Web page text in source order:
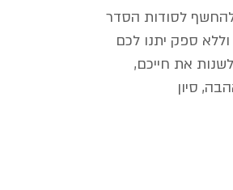
לסודות הסדר
וללא ספק יתנו לכם
לשנות את חייכם,
סיון